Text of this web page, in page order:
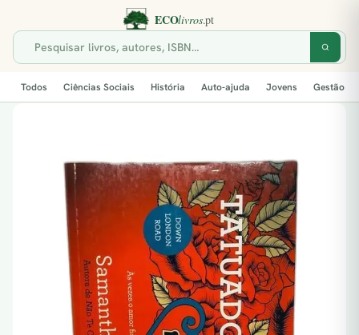
Todos Ciências Sociais História Auto-ajuda Jovens Gestão